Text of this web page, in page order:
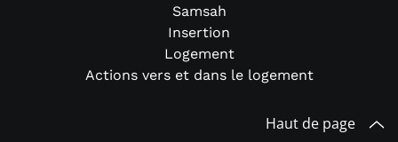
Samsah
Insertion
Logement
Actions vers et dans le logement
Haut de page